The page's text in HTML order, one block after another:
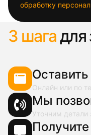
обработку
3 шагадля
Оставить
Онлайн или по
Мы
Уточним детали
Получите